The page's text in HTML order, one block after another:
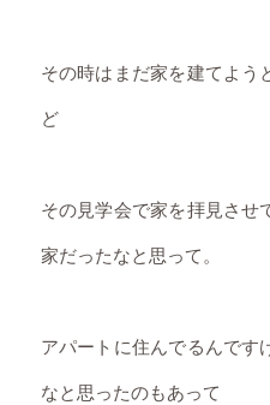
その時はまだ家を建てよう
ど
その見学会で家を拝見させ
家だったなと思って。
アパートに住んでるんです
なと思ったのもあって